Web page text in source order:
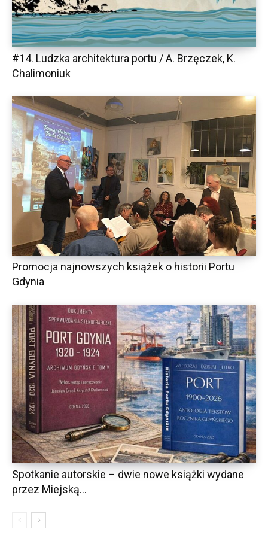
#14. Ludzka architektura portu / A. Brzęczek, K.
Chalimoniuk
Promocja najnowszych książek o historii Portu
Gdynia
Spotkanie autorskie – dwie nowe książki wydane
przez Miejską...